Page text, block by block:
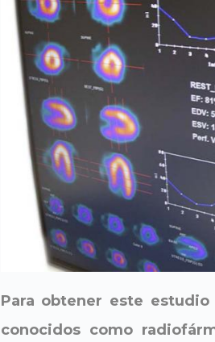
Para obtener este
conocidos como